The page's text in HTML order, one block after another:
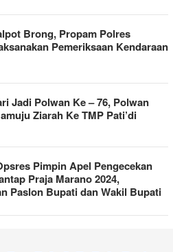
Brong, Propam Polres
Pemeriksaan Kendaraan
Jadi Polwan Ke – 76, Polwan
Ziarah Ke TMP Pati’di
Pimpin Apel Pengecekan
Praja Marano 2024,
Paslon Bupati dan Wakil Bupati